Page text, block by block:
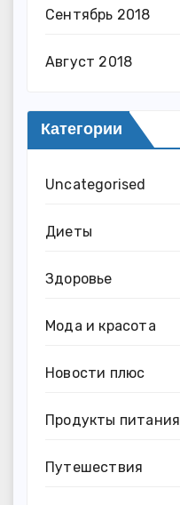
Сентябрь 2018
Август 2018
Категории
Uncategorised
Диеты
Здоровье
Мода и красота
Новости плюс
Продукты питания
Путешествия